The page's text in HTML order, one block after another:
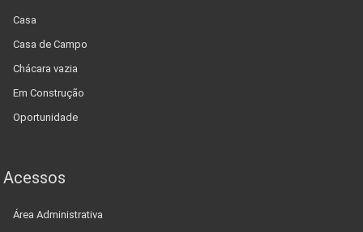
Casa
Casa de Campo
Chácara vazia
Em Construção
Oportunidade
Acessos
Área Administrativa